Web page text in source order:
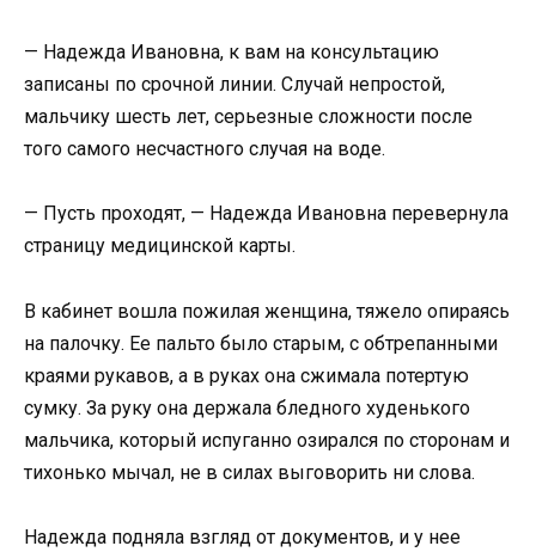
— Надежда Ивановна, к вам на консультацию
записаны по срочной линии. Случай непростой,
мальчику шесть лет, серьезные сложности после
того самого несчастного случая на воде.
— Пусть проходят, — Надежда Ивановна перевернула
страницу медицинской карты.
В кабинет вошла пожилая женщина, тяжело опираясь
на палочку. Ее пальто было старым, с обтрепанными
краями рукавов, а в руках она сжимала потертую
сумку. За руку она держала бледного худенького
мальчика, который испуганно озирался по сторонам и
тихонько мычал, не в силах выговорить ни слова.
Надежда подняла взгляд от документов, и у нее